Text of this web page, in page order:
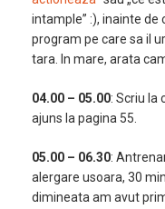
intample” :), inainte
program pe care sa il
tara. In mare, arata
04.00 – 05.00: Scriu la
ajuns la pagina 55.
05.00 – 06.30:
alergare usoara, 30
dimineata am avut